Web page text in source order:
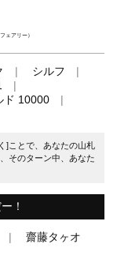
ェアリー）
シルフ
ド 10000
]ことで、あなたの山札
そのターン中、あなた
！
齋藤タヶオ